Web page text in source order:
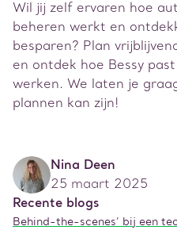
Wil jij zelf ervaren hoe
beheren werkt en
besparen? Plan
en ontdek hoe Bessy
werken. We laten je
plannen kan zijn!
Nina Deen
25 maart 2025
Recente blogs
Behind-the-scenes’ bij een